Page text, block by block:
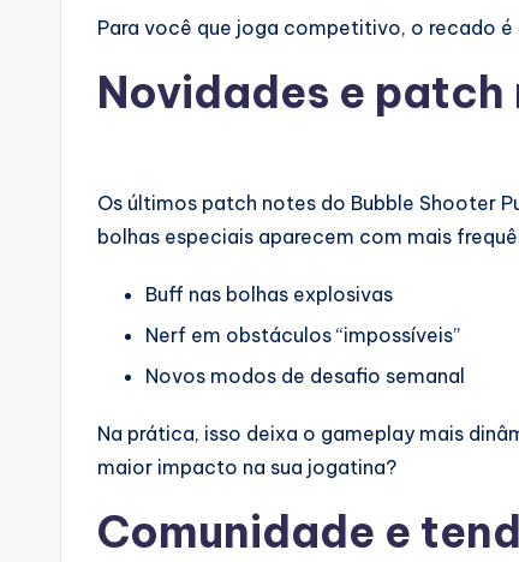
Para você que joga competitivo, o recado
Novidades e
Os últimos patch notes do Bubble Shooter
bolhas especiais aparecem com mais
Buff nas bolhas explosivas
Nerf em obstáculos “impossíveis”
Novos modos de desafio semanal
Na prática, isso deixa o gameplay mais
maior impacto na sua jogatina?
Comunidade e